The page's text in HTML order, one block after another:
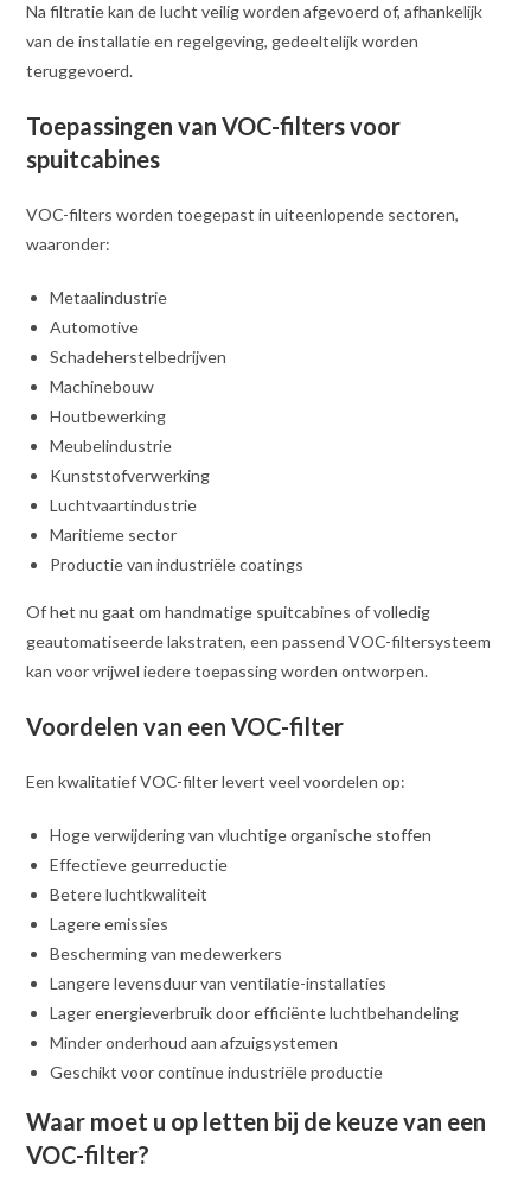
Na filtratie kan de lucht veilig worden afgevoerd of, afhankelijk
van de installatie en regelgeving, gedeeltelijk worden
teruggevoerd.
Toepassingen van VOC-filters voor
spuitcabines
VOC-filters worden toegepast in uiteenlopende sectoren,
waaronder:
Metaalindustrie
Automotive
Schadeherstelbedrijven
Machinebouw
Houtbewerking
Meubelindustrie
Kunststofverwerking
Luchtvaartindustrie
Maritieme sector
Productie van industriële coatings
Of het nu gaat om handmatige spuitcabines of volledig
geautomatiseerde lakstraten, een passend VOC-filtersysteem
kan voor vrijwel iedere toepassing worden ontworpen.
Voordelen van een VOC-filter
Een kwalitatief VOC-filter levert veel voordelen op:
Hoge verwijdering van vluchtige organische stoffen
Effectieve geurreductie
Betere luchtkwaliteit
Lagere emissies
Bescherming van medewerkers
Langere levensduur van ventilatie-installaties
Lager energieverbruik door efficiënte luchtbehandeling
Minder onderhoud aan afzuigsystemen
Geschikt voor continue industriële productie
Waar moet u op letten bij de keuze van een
VOC-filter?